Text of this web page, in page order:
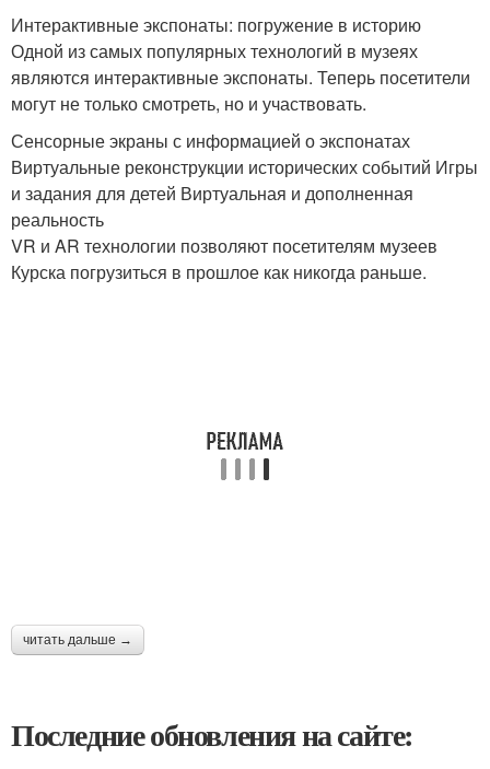
Интерактивные экспонаты: погружение в историю
Одной из самых популярных технологий в музеях
являются интерактивные экспонаты. Теперь посетители
могут не только смотреть, но и участвовать.
Сенсорные экраны с информацией о экспонатах
Виртуальные реконструкции исторических событий Игры
и задания для детей Виртуальная и дополненная
реальность
VR и AR технологии позволяют посетителям музеев
Курска погрузиться в прошлое как никогда раньше.
читать дальше →
Последние обновления на сайте: